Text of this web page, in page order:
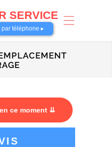
SERVICE
69 26
par téléphone ▸
ce moment ⇊